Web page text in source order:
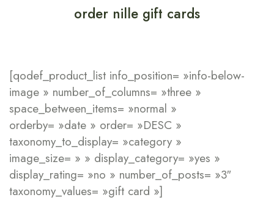
order nille gift cards
[qodef_product_list info_position= »info-below-
image » number_of_columns= »three »
space_between_items= »normal »
orderby= »date » order= »DESC »
taxonomy_to_display= »category »
image_size= » » display_category= »yes »
display_rating= »no » number_of_posts= »3″
taxonomy_values= »gift card »]